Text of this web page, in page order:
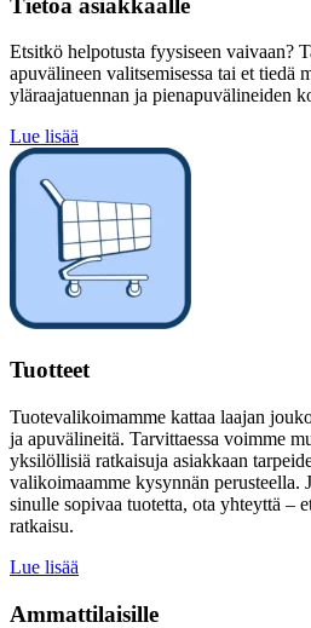
Tietoa asiakkaalle
Etsitkö helpotusta fyysiseen vaivaan?
apuvälineen valitsemisessa tai et tiedä
yläraajatuennan ja pienapuvälineiden
Lue lisää
Tuotteet
Tuotevalikoimamme kattaa laajan
ja apuvälineitä. Tarvittaessa voimme
yksilöllisiä ratkaisuja asiakkaan
valikoimaamme kysynnän perusteella.
sinulle sopivaa tuotetta, ota yhteyttä –
ratkaisu.
Lue lisää
Ammattilaisille